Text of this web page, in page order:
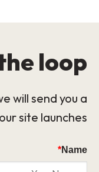
loop!
will send you a
site launches.
Name
*